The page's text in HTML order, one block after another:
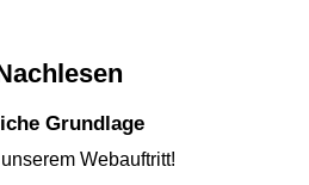
Grundlage
Webauftritt!